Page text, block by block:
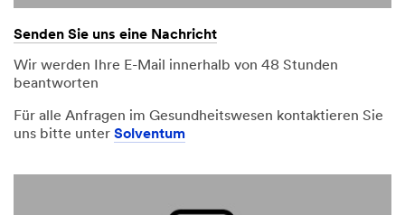
Senden Sie uns eine Nachricht
Wir werden Ihre E-Mail innerhalb von 48 Stunden
beantworten
Für alle Anfragen im Gesundheitswesen kontaktieren Sie
uns bitte unter Solventum